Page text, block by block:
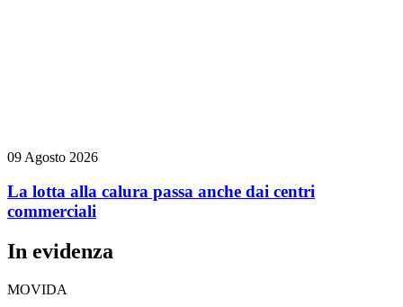
09 Agosto 2026
La lotta alla calura passa anche dai centri
commerciali
In evidenza
MOVIDA